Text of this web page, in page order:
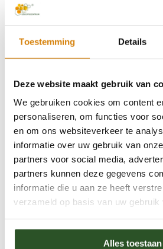
Toestemming Details
Deze website maakt gebruik van
We gebruiken cookies om content
personaliseren, om functies voor
en om ons websiteverkeer te
informatie over uw gebruik van
partners voor social media,
partners kunnen deze gegevens
informatie die u aan ze heeft
verzameld op basis van uw gebruik
Alles toestaan
voedselvoorraad te verorberen en
Daarna spint het een witte cocon
overwinteren.
nectar dat door een solitaire bij in
broedcel wordt gebracht en dient
de larve.
Voedsel
De vrouwtjes verzamelen
klokjes ( Campanula). Zij zijn
bloem met het verzamelen van
waarbij ze alle drie pootparen